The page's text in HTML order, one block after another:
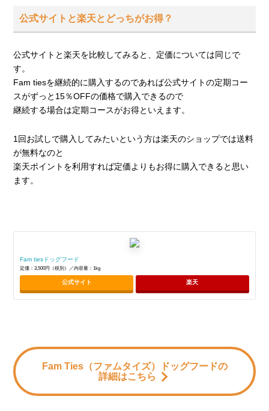
公式サイトと楽天とどっちがお得？
公式サイトと楽天を比較してみると、定価については同じで
す。
Fam tiesを継続的に購入するのであれば公式サイトの定期コー
スがずっと15％OFFの価格で購入できるので
継続する場合は定期コースがお得といえます。
1回お試しで購入してみたいという方は楽天のショップでは送料
が無料なのと
楽天ポイントを利用すれば定価よりもお得に購入できると思い
ます。
Fam tiesドッグフード
定価：3,500円（税別）／内容量：1kg
公式サイト 楽天
Fam Ties（ファムタイズ）ドッグフードの
詳細はこちら